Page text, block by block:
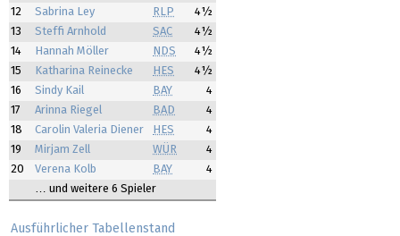
12
Sabrina Ley RLP
4½
13
Steffi Arnhold SAC
4½
14
Hannah Möller NDS
4½
15
Katharina Reinecke HES
4½
16
Sindy Kail BAY
4
17
Arinna Riegel BAD
4
18
Carolin Valeria Diener HES
4
19
Mirjam Zell WÜR
4
20
Verena Kolb BAY
4
… und weitere 6 Spieler
Ausführlicher Tabellenstand